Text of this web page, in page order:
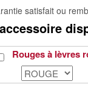
satisfait ou
Rouges à lèvres